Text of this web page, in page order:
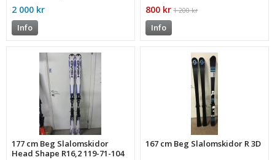
2 000 kr
Info
800 kr 1 200 kr
Info
177 cm Beg Slalomskidor
Head Shape R16,2 119-71-104
167 cm Beg Slalomskidor R 3D